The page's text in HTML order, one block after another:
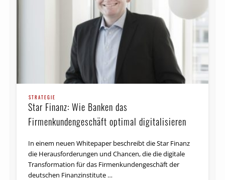
STRATEGIE
Star Finanz: Wie Banken das
Firmenkundengeschäft optimal digitalisieren
In einem neuen Whitepaper beschreibt die Star Finanz
die Herausforderungen und Chancen, die die digitale
Transformation für das Firmenkundengeschäft der
deutschen Finanzinstitute …